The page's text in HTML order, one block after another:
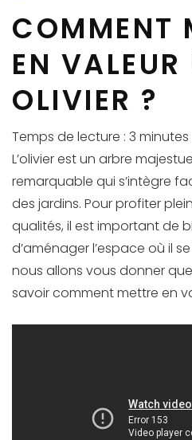
COMMENT
EN VALEUR
OLIVIER ?
Temps de lecture : 3 minutes
L’olivier est un arbre
remarquable qui s’intègre
des jardins. Pour profiter
qualités, il est important de
d’aménager l’espace où il
nous allons vous donner
savoir comment mettre en